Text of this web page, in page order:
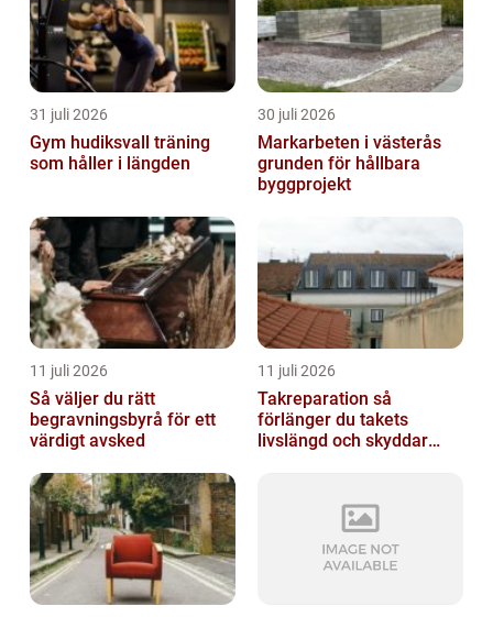
31 juli 2026
Gym hudiksvall träning
som håller i längden
30 juli 2026
Markarbeten i västerås
grunden för hållbara
byggprojekt
11 juli 2026
Så väljer du rätt
begravningsbyrå för ett
värdigt avsked
11 juli 2026
Takreparation så
förlänger du takets
livslängd och skyddar